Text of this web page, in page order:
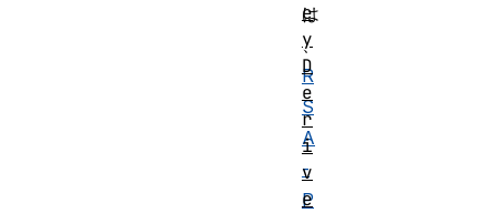
は
、
R
S
A
-
P
e
y
D
e
r
i
v
e